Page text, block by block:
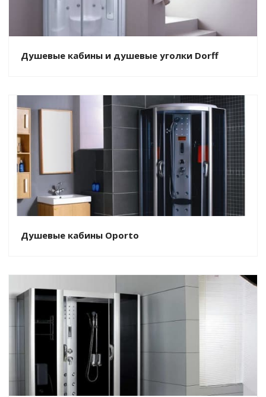
Душевые кабины и душевые уголки Dorff
Душевые кабины Oporto